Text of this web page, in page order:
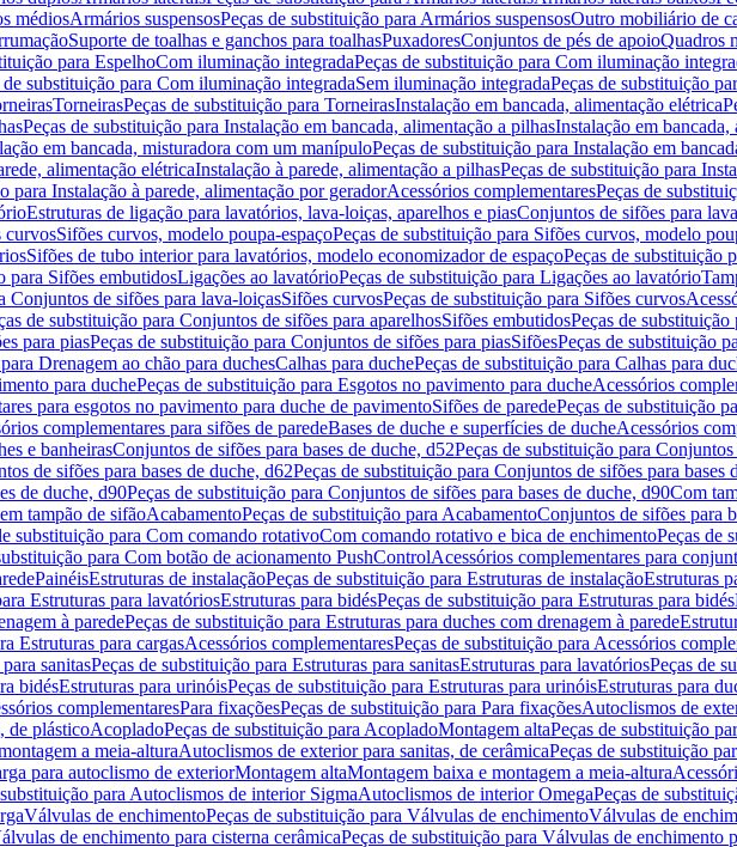
médiosArmários suspensosPeças de substituição para Armários suspensosOutro mobiliário de
Suporte de toalhas e ganchos para toalhasPuxadoresConjuntos de pés de apoioQuadros
para EspelhoCom iluminação integradaPeças de substituição para Com iluminação
de substituição para Com iluminação integradaSem iluminação integradaPeças de substituição
TorneirasPeças de substituição para TorneirasInstalação em bancada, alimentação elétrica
Peças de substituição para Instalação em bancada, alimentação a pilhasInstalação em
em bancada, misturadora com um manípuloPeças de substituição para Instalação em
alimentação elétricaInstalação à parede, alimentação a pilhasPeças de substituição para
para Instalação à parede, alimentação por geradorAcessórios complementaresPeças de
Estruturas de ligação para lavatórios, lava-loiças, aparelhos e piasConjuntos de sifões para
curvosSifões curvos, modelo poupa-espaçoPeças de substituição para Sifões curvos, modelo
Sifões de tubo interior para lavatórios, modelo economizador de espaçoPeças de substituição
para Sifões embutidosLigações ao lavatórioPeças de substituição para Ligações ao lavatório
Conjuntos de sifões para lava-loiçasSifões curvosPeças de substituição para Sifões curvos
de substituição para Conjuntos de sifões para aparelhosSifões embutidosPeças de
para piasPeças de substituição para Conjuntos de sifões para piasSifõesPeças de substituição
Drenagem ao chão para duchesCalhas para duchePeças de substituição para Calhas para
para duchePeças de substituição para Esgotos no pavimento para ducheAcessórios
para esgotos no pavimento para duche de pavimentoSifões de paredePeças de substituição
complementares para sifões de paredeBases de duche e superfícies de ducheAcessórios
e banheirasConjuntos de sifões para bases de duche, d52Peças de substituição para
de sifões para bases de duche, d62Peças de substituição para Conjuntos de sifões para bases
de duche, d90Peças de substituição para Conjuntos de sifões para bases de duche, d90Com
tampão de sifãoAcabamentoPeças de substituição para AcabamentoConjuntos de sifões para
substituição para Com comando rotativoCom comando rotativo e bica de enchimentoPeças de
para Com botão de acionamento PushControlAcessórios complementares para
PainéisEstruturas de instalaçãoPeças de substituição para Estruturas de instalaçãoEstruturas
Estruturas para lavatóriosEstruturas para bidésPeças de substituição para Estruturas para bidés
à paredePeças de substituição para Estruturas para duches com drenagem à parede
Estruturas para cargasAcessórios complementaresPeças de substituição para Acessórios
sanitasPeças de substituição para Estruturas para sanitasEstruturas para lavatóriosPeças de
bidésEstruturas para urinóisPeças de substituição para Estruturas para urinóisEstruturas para
complementaresPara fixaçõesPeças de substituição para Para fixaçõesAutoclismos de
de plásticoAcopladoPeças de substituição para AcopladoMontagem altaPeças de substituição
a meia-alturaAutoclismos de exterior para sanitas, de cerâmicaPeças de substituição
para autoclismo de exteriorMontagem altaMontagem baixa e montagem a meia-altura
para Autoclismos de interior SigmaAutoclismos de interior OmegaPeças de
Válvulas de enchimentoPeças de substituição para Válvulas de enchimentoVálvulas de
de enchimento para cisterna cerâmicaPeças de substituição para Válvulas de enchimento